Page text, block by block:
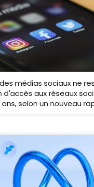
médias sociaux ne
aux réseaux
ans, selon un nouveau